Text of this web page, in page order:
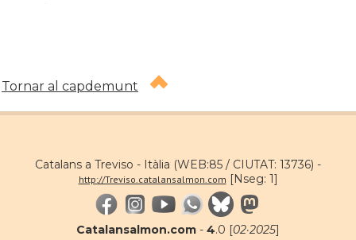
Tornar al capdemunt
Catalans a Treviso - Itàlia (WEB:85 / CIUTAT: 13736) -
http://Treviso.catalansalmon.com [Nseg: 1]
Catalansalmon.com - 4.0 [02·2025]